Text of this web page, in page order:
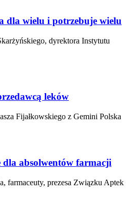
dla wielu i potrzebuje wielu
dyrektora Instytutu
leków
Fijałkowskiego z Gemini Polska
dla absolwentów farmacji
farmaceuty, prezesa Związku Aptek